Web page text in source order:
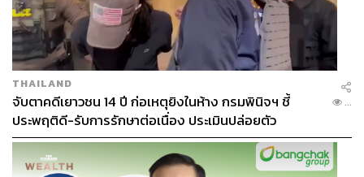
THAILAND
จับตาคดีเยาวชน 14 ปี ก่อเหตุยิงในห้าง กรมพินิจฯ ชี้
ประพฤติดี-รับการรักษาต่อเนื่อง ประเมินปล่อยตัว
...